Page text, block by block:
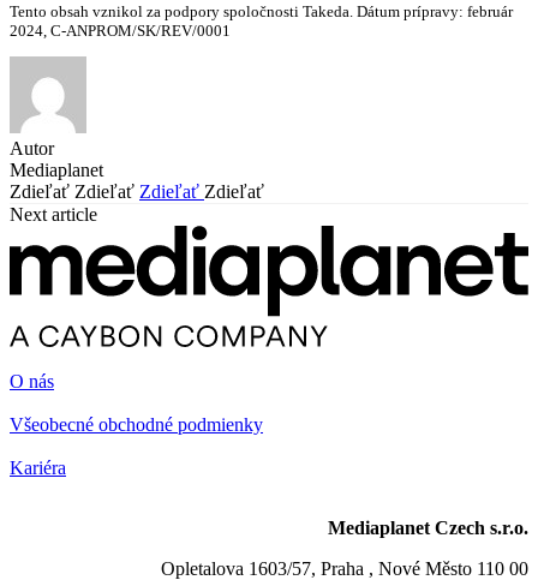
Tento obsah vznikol za podpory spoločnosti Takeda. Dátum prípravy: február
2024, C-ANPROM/SK/REV/0001
Autor
Mediaplanet
Zdieľať Zdieľať Zdieľať Zdieľať
Next article
O nás
Všeobecné obchodné podmienky
Kariéra
Mediaplanet Czech s.r.o.
Opletalova 1603/57, Praha , Nové Město 110 00